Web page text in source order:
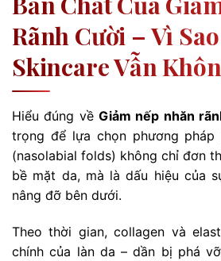
Rãnh Cười – Vì
Skincare Vẫn
Hiểu đúng về Giảm nếp nhăn
trọng để lựa chọn phương pháp
(nasolabial folds) không chỉ đơn
bề mặt da, mà là dấu hiệu của
nâng đỡ bên dưới.
Theo thời gian, collagen và
chính của làn da – dần bị phá